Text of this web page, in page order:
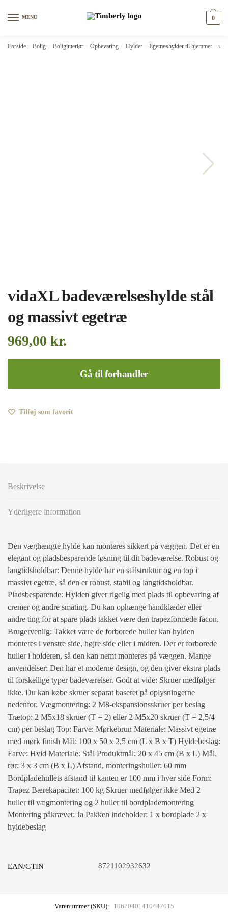
MENU 0
Forside Bolig Boliginteriør Opbevaring Hylder Egetræshylder til hjemmet
vidaXL badeværelseshylde stål
og massivt egetræ
969,00 kr.
Gå til forhandler
Tilføj som favorit
Beskrivelse
Yderligere information
Den væghængte hylde kan monteres sikkert på væggen. Det er en
elegant og pladsbesparende løsning til dit badeværelse. Robust og
langtidsholdbar: Denne hylde har en stålstruktur og en top i
massivt egetræ, så den er robust, stabil og langtidsholdbar.
Pladsbesparende: Hylden giver rigelig med plads til opbevaring af
cremer og andre småting. Du kan ophænge håndklæder eller
andre ting for at spare plads takket være den trapezformede facon.
Brugervenlig: Takket være de forborede huller kan hylden
monteres i venstre side, højre side eller i midten. Der er forborede
huller i holderen, så den kan nemt monteres på væggen. Mange
anvendelser: Den har et moderne design, og den giver ekstra plads
til forskellige typer badeværelser. Godt at vide: Skruer medfølger
ikke. Du kan købe skruer separat baseret på oplysningerne
nedenfor. Vægmontering: 2 M8-ekspansionsskruer per beslag
Trætop: 2 M5x18 skruer (T = 2) eller 2 M5x20 skruer (T = 2,5/4
cm) per beslag Top: Farve: Mørkebrun Materiale: Massivt egetræ
med mørk finish Mål: 100 x 50 x 2,5 cm (L x B x T) Hyldebeslag:
Farve: Hvid Materiale: Stål Produktmål: 20 x 45 cm (B x L) Mål,
rør: 3 x 3 cm (B x L) Afstand, monteringshuller: 60 mm
Bordpladehullets afstand til kanten er 100 mm i hver side Form:
Trapez Bærekapacitet: 100 kg Skruer medfølger ikke Med 2
huller til vægmontering og 2 huller til bordplademontering
Montering påkrævet: Ja Pakken indeholder: 1 x bordplade 2 x
hyldebeslag
EAN/GTIN 8721102932632
Varenummer (SKU): 10670401410447015